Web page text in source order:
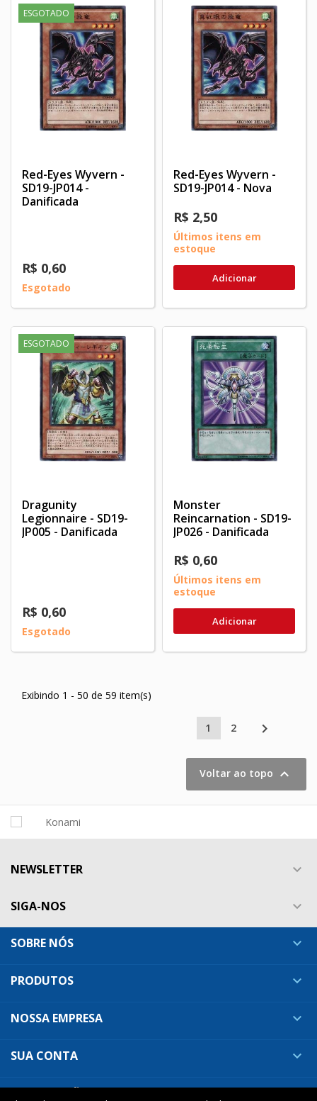
ESGOTADO
Red-Eyes Wyvern -
SD19-JP014 -
Danificada
R$ 0,60
Esgotado
Red-Eyes Wyvern -
SD19-JP014 - Nova
R$ 2,50
Últimos itens em
estoque
Adicionar
ESGOTADO
Dragunity
Legionnaire - SD19-
JP005 - Danificada
R$ 0,60
Esgotado
Monster
Reincarnation - SD19-
JP026 - Danificada
R$ 0,60
Últimos itens em
estoque
Adicionar
Exibindo 1 - 50 de 59 item(s)
1 2 
Voltar ao topo 
NEWSLETTER 
SIGA-NOS 
SOBRE NÓS 
PRODUTOS 
NOSSA EMPRESA 
SUA CONTA 
INFORMAÇÕES DA LOJA